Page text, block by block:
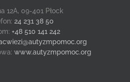
12A, 09-401 Płock
24 231 38 50
+48 510 141 242
www.autyzmpomoc.org